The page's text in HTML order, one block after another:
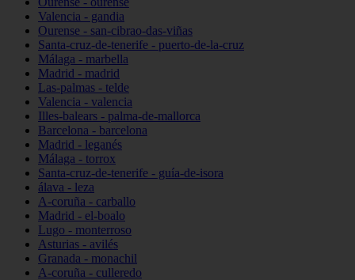
Valencia - gandia
Ourense - san-cibrao-das-viñas
Santa-cruz-de-tenerife - puerto-de-la-cruz
Málaga - marbella
Madrid - madrid
Las-palmas - telde
Valencia - valencia
Illes-balears - palma-de-mallorca
Barcelona - barcelona
Madrid - leganés
Málaga - torrox
Santa-cruz-de-tenerife - guía-de-isora
álava - leza
A-coruña - carballo
Madrid - el-boalo
Lugo - monterroso
Asturias - avilés
Granada - monachil
A-coruña - culleredo